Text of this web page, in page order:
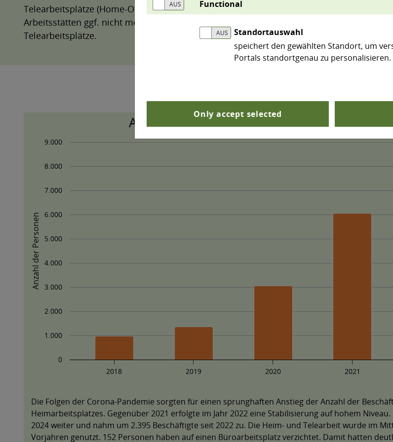
Telearbeitsplätze (Home-Office) fällt der Arbeitsweg zur Arbeitsstätte weg und
Arbeitsstätten ggf. nicht mehr in vollem Umfang vorgehalten werden. Der Indikator
Telearbeitsplätze.
Functional
Standortauswahl
speichert den gewählten Standort, um
Portals standortgenau zu personalisieren.
Only accept selected